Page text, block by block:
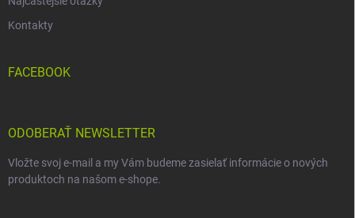
Kontakty
FACEBOOK
ODOBERAŤ NEWSLETTER
Vložte svoj e-mail a my Vám budeme zasielať informácie o nových
produktoch na našom e-shope.